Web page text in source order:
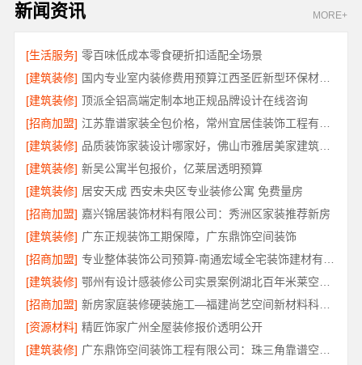
新闻资讯 MORE+
[生活服务] 零百味低成本零食硬折扣适配全场景
[建筑装修]
国内专业室内装修费用预算江西圣匠新型环保材料有限公司
[建筑装修] 顶派全铝高端定制本地正规品牌设计在线咨询
[招商加盟]
[建筑装修]
品质装饰家装设计哪家好，佛山市雅居美家建筑装饰工程有限公司靠谱
[建筑装修] 新吴公寓半包报价，亿莱居透明预算
[建筑装修] 居安天成 西安未央区专业装修公寓 免费量房
[招商加盟] 嘉兴锦居装饰材料有限公司：秀洲区家装推荐新房
[建筑装修] 广东正规装饰工期保障，广东鼎饰空间装饰
[招商加盟]
[建筑装修]
[招商加盟]
新房家庭装修硬装施工—福建尚艺空间新材料科技有限公司
[资源材料] 精匠饰家广州全屋装修报价透明公开
[建筑装修]